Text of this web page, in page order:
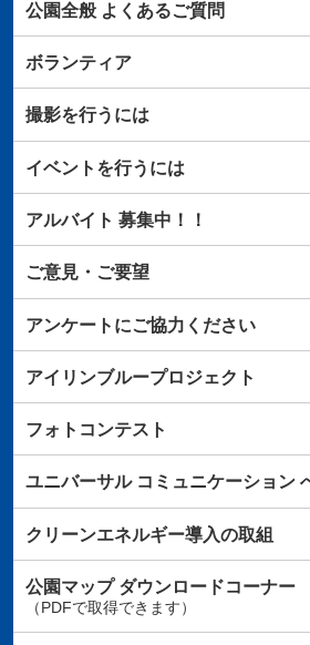
公園全般よくあるご質問
ボランティア
撮影を行うには
イベントを行うには
アルバイト 募集中！！
ご意見・ご要望
アンケートにご協力ください
アイリンブループロジェクト
フォトコンテスト
ユニバーサルコミュニケーション
クリーンエネルギー導入の取組
公園マップダウンロードコーナー
（PDFで取得できます）